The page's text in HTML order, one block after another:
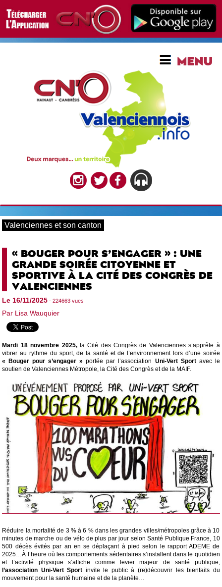
Valenciennes et son canton
« BOUGER POUR S’ENGAGER » : UNE
GRANDE SOIRÉE CITOYENNE ET
SPORTIVE À LA CITÉ DES CONGRÈS DE
VALENCIENNES
Le 16/11/2025 - 224663 vues
Par Lisa Wauquier
Mardi 18 novembre 2025, la Cité des Congrès de Valenciennes s’apprête à
vibrer au rythme du sport, de la santé et de l’environnement lors d’une soirée
« Bouger pour s’engager » portée par l’association Uni-Vert Sportavec le
soutien de Valenciennes Métropole, la Cité des Congrès et de la MAIF.
Réduire la mortalité de 3 % à 6 % dans les grandes villes/métropoles grâce à 10
minutes de marche ou de vélo de plus par jour selon Santé Publique France, 10
500 décès évités par an en se déplaçant à pied selon le rapport ADEME de
2025…À l’heure où les comportements sédentaires s’installent dans le quotidien
et l’activité physique s’affiche comme levier majeur de santé publique,
l’association Uni-Vert Sport invite le public à (re)découvrir les bienfaits du
mouvement pour la santé humaine et de la planète…